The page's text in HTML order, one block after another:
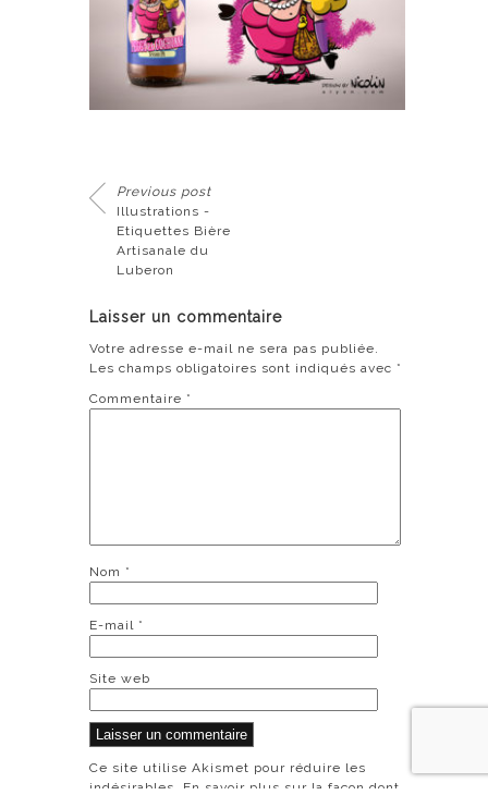
Previous post
Illustrations -
Etiquettes Bière
Artisanale du
Luberon
Laisser un commentaire
Votre adresse e-mail ne sera pas publiée.
Les champs obligatoires sont indiqués avec *
Commentaire *
Nom *
E-mail *
Site web
Ce site utilise Akismet pour réduire les
indésirables.
En savoir plus sur la façon dont